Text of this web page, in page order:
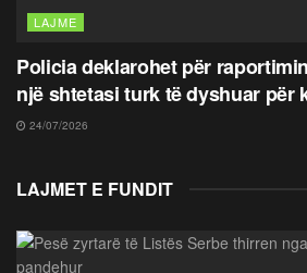
LAJME
Policia deklarohet për
një shtetasi turk të dyshuar për
24/07/2026
LAJMET E FUNDIT